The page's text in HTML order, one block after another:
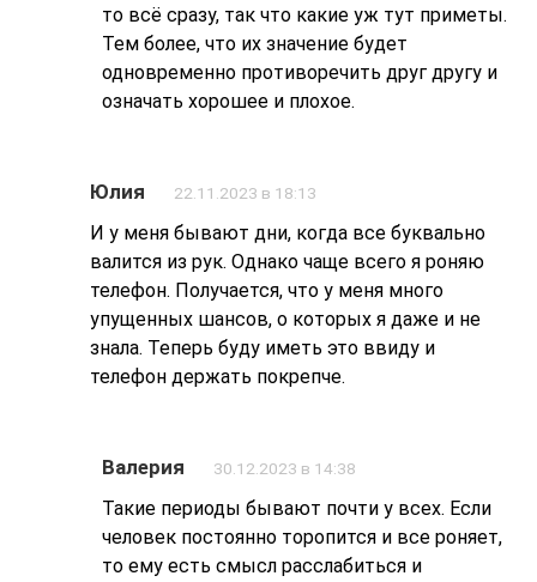
то всё сразу, так что какие уж тут приметы.
Тем более, что их значение будет
одновременно противоречить друг другу и
означать хорошее и плохое.
Юлия 22.11.2023 в 18:13
И у меня бывают дни, когда все буквально
валится из рук. Однако чаще всего я роняю
телефон. Получается, что у меня много
упущенных шансов, о которых я даже и не
знала. Теперь буду иметь это ввиду и
телефон держать покрепче.
Валерия 30.12.2023 в 14:38
Такие периоды бывают почти у всех. Если
человек постоянно торопится и все роняет,
то ему есть смысл расслабиться и